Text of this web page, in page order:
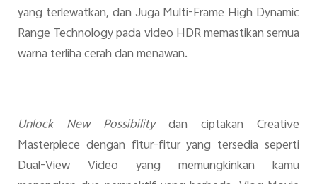
yang terlewatkan, dan Juga Multi-Frame High Dynamic
Range Technology pada video HDR memastikan semua
warna terliha cerah dan menawan.
Unlock New Possibilitydan ciptakan Creative
Masterpiece dengan fitur-fitur yang tersedia seperti
Dual-View Video yang memungkinkan kamu